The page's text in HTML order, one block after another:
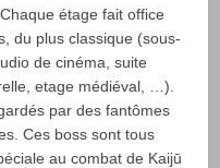
étage fait office
du plus classique (sous-
de cinéma, suite
etage médiéval, …).
par des fantômes
Ces boss sont tous
au combat de Kaijū